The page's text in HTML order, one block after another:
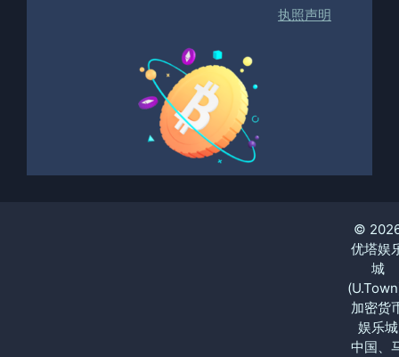
执照声明
©
优塔娱
城
加密货
娱乐城
中国、